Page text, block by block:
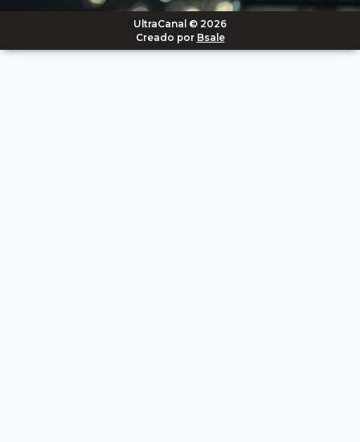
UltraCanal © 2026
Creado por Bsale